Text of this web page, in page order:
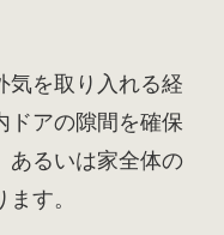
気を取り入れる経
ドアの隙間を確保
あるいは家全体の
す。